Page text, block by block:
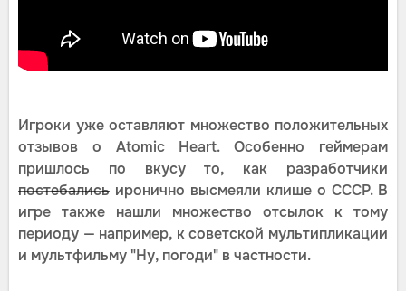
Игроки уже оставляют множество положительных
отзывов о Atomic Heart. Особенно геймерам
пришлось по вкусу то, как разработчики
постебались иронично высмеяли клише о СССР. В
игре также нашли множество отсылок к тому
периоду — например, к советской мультипликации
и мультфильму "Ну, погоди" в частности.